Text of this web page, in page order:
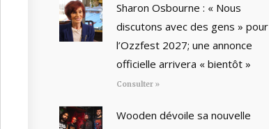
Sharon Osbourne : « Nous
discutons avec des gens » pour
l’Ozzfest 2027; une annonce
officielle arrivera « bientôt »
Consulter »
Wooden dévoile sa nouvelle